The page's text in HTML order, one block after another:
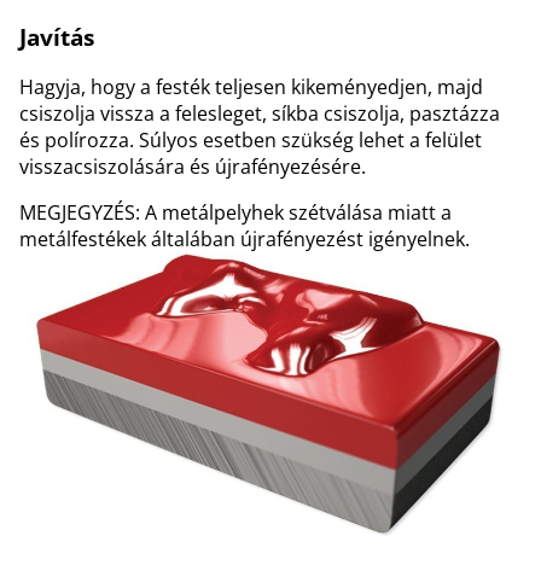
Javítás
Hagyja, hogy a festék teljesen kikeményedjen, majd
csiszolja vissza a felesleget, síkba csiszolja, pasztázza
és polírozza. Súlyos esetben szükség lehet a felület
visszacsiszolására és újrafényezésére.
MEGJEGYZÉS: A metálpelyhek szétválása miatt a
metálfestékek általában újrafényezést igényelnek.